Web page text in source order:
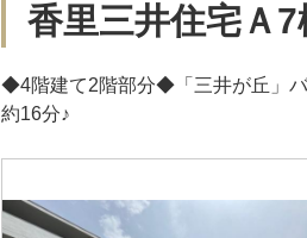
香里三井住宅Ａ7
◆4階建て2階部分◆「三井が丘」
約16分♪